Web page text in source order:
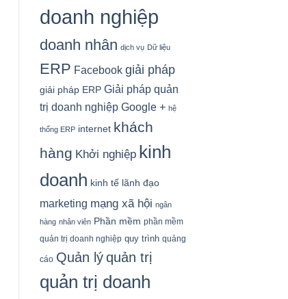
doanh nghiệp
doanh nhân dịch vụ Dữ liệu
ERP Facebook giải pháp
giải pháp ERP Giải pháp quản
trị doanh nghiệp Google + hệ
thống ERP internet khách
hàng Khởi nghiệp kinh
doanh kinh tế lãnh đạo
marketing mạng xã hội ngân
hàng nhân viên Phần mềm phần mềm
quản trị doanh nghiệp quy trình quảng
cáo Quản lý quản trị
quản trị doanh